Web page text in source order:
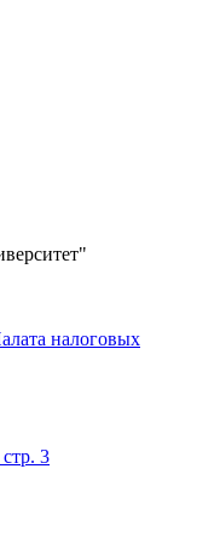
налоговых
3